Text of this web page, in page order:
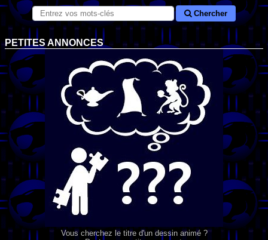
Chercher
PETITES ANNONCES
Vous cherchez le titre d'un dessin animé ?